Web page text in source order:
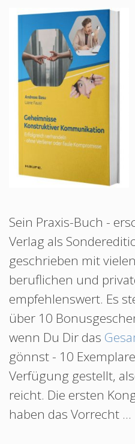
Sein Praxis-Buch -
Verlag als
geschrieben mit
beruflichen und
empfehlenswert. Es
über 10
wenn Du Dir das
gönnst - 10
Verfügung gestellt,
reicht. Die ersten
haben das Vorrecht ...